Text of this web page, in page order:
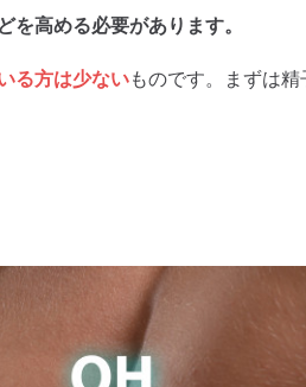
高める必要があります。
る方は少ないものです。まずは